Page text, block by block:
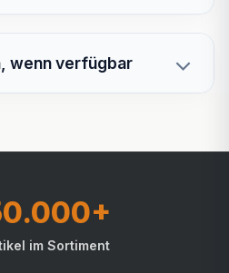
wenn verfügbar
im Sortiment